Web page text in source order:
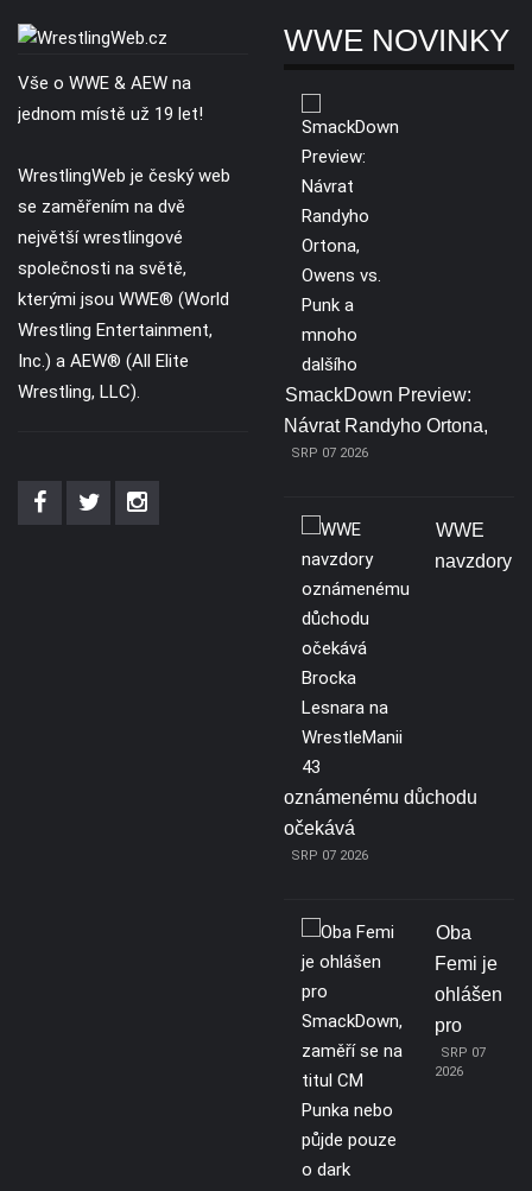
Vše o WWE & AEW na
jednom místě už 19 let!
WrestlingWeb je český web
se zaměřením na dvě
největší wrestlingové
společnosti na světě,
kterými jsou WWE® (World
Wrestling Entertainment,
Inc.) a AEW® (All Elite
Wrestling, LLC).
WWE NOVINKY
SmackDown Preview:
Návrat Randyho Ortona,
SRP 07 2026
WWE
navzdory
oznámenému důchodu
očekává
SRP 07 2026
Oba
Femi je
ohlášen
pro
SRP 07
2026